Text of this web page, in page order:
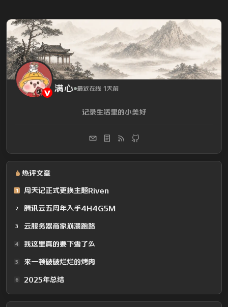
满心 最近在线 1天前
记录生活里的小美好
热评文章
1 周天记正式更换主题Riven
2 腾讯云五周年入手4H4G5M
3 云服务器商家崩溃跑路
4 我这里真的要下雪了么
5 来一顿破破烂烂的烤肉
6 2025年总结